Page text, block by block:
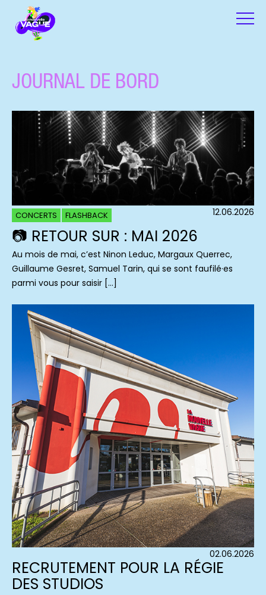
JOURNAL DE BORD
CONCERTS FLASHBACK 12.06.2026
📷 RETOUR SUR : MAI 2026
Au mois de mai, c’est Ninon Leduc, Margaux Querrec,
Guillaume Gesret, Samuel Tarin, qui se sont faufilé·es
parmi vous pour saisir […]
02.06.2026
RECRUTEMENT POUR LA RÉGIE
DES STUDIOS